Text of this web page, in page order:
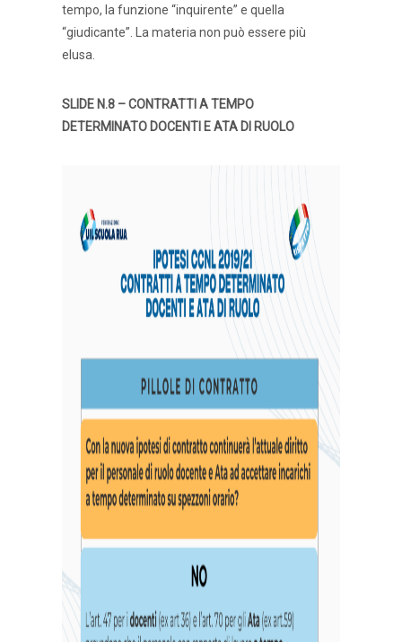
tempo, la funzione “inquirente” e quella
“giudicante”. La materia non può essere più
elusa.
SLIDE N.8 – CONTRATTI A TEMPO
DETERMINATO DOCENTI E ATA DI RUOLO